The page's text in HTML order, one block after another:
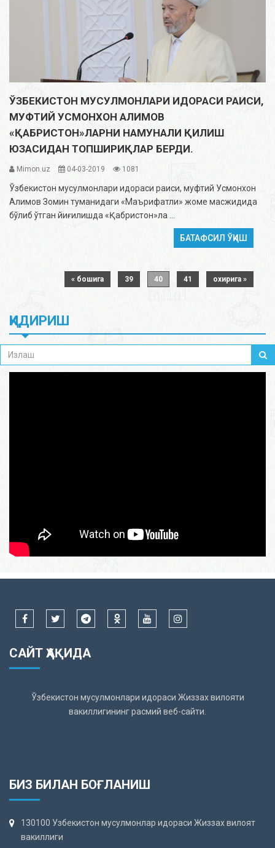
ЎЗБЕКИСТОН МУСУЛМОНЛАРИ ИДОРАСИ РАИСИ,
МУФТИЙ УСМОНХОН АЛИМОВ
«ҚАБРИСТОН»ЛАРНИ НАМУНАЛИ ҚИЛИШ
ЮЗАСИДАН ТОПШИРИҚЛАР БЕРДИ.
Mimon.uz 04-03-2019 1081
Ўзбекистон мусулмонлари идораси раиси, муфтий Усмонхон
Алимов Зомин туманидаги «Маърифатли» жоме масжидида
бўлиб ўтган йиғилишда «Қабристон»ла ...
БАТАФСИЛ ЎҚИШ
« бошига 39 40 41 охирига »
ҚИДИРИШ
САЙТ ҲАҚИДА
Ўзбекистон мусулмонлари идораси Жиззах вилояти
вакиллигининг расмий веб-сайти.
БИЗ БИЛАН БОҒЛАНИШ
130100 Узбекистон мусулмонлар идораси Жиззах вилоят
вакиллиги